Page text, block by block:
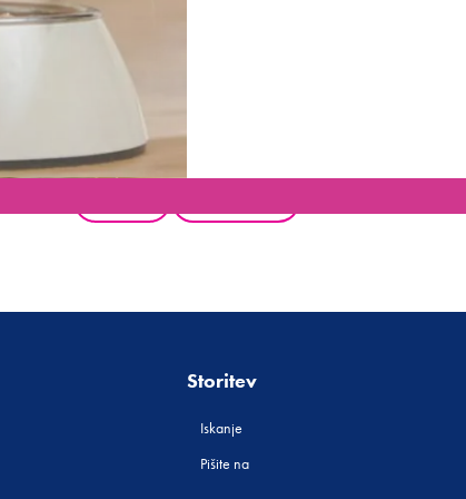
Storitev
Iskanje
Pišite na